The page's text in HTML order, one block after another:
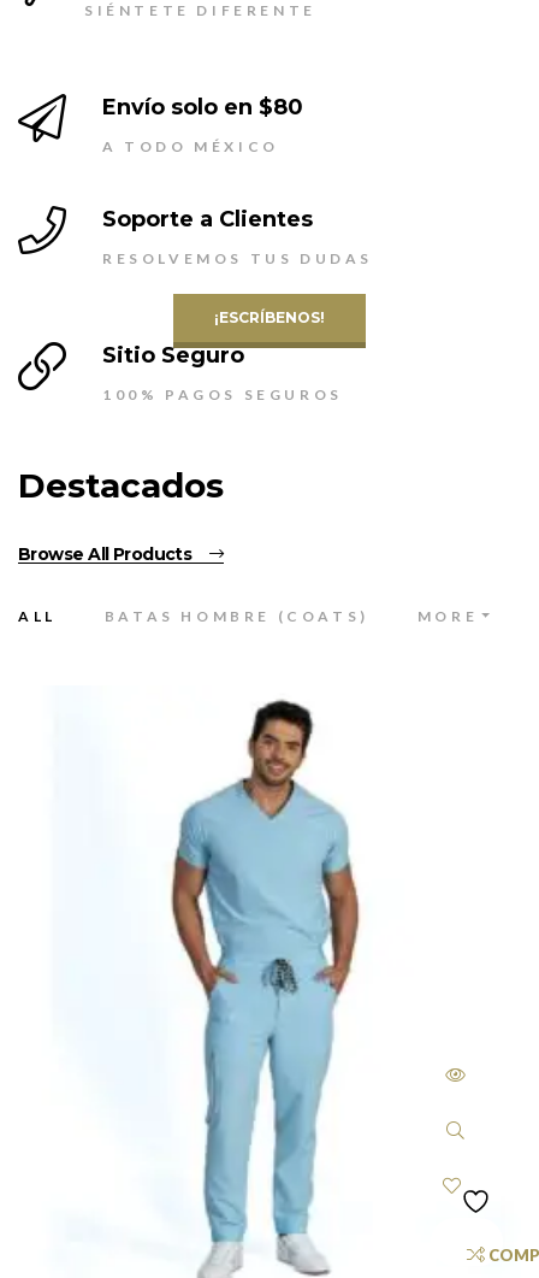
# ScrubsMujer
SIÉNTETE DIFERENTE
Envío solo en $80
A TODO MÉXICO
Soporte a Clientes
RESOLVEMOS TUS DUDAS
¡ESCRÍBENOS!
Sitio Seguro
100% PAGOS SEGUROS
Destacados
Browse All Products
ALL BATAS HOMBRE (COATS) MORE